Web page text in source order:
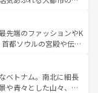
、サーフィンやダイ
ア好きにはたまらな
存分に味わいつくそ
部など、都市の喧騒
れる人に新しい発見と
深い台湾の食文化も魅
ラエティ豊かな料理
報は コンテンツ一覧を参
先端のファッションやK
都ソウルの宮殿や伝統
然美を楽しむことが
品のストリートフード
いる。夜には、韓国な
ベトナム。南北に細長
や青々とした山々、世